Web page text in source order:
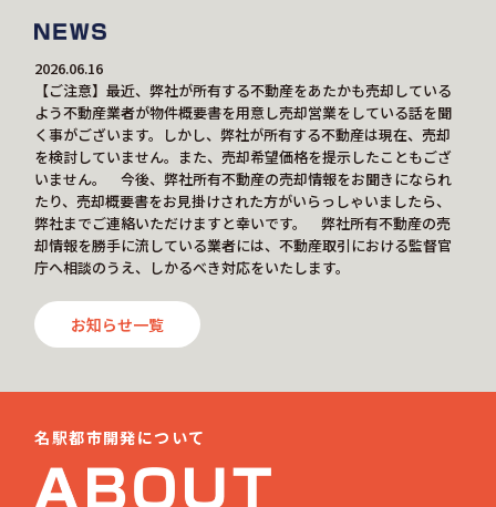
2026.06.16
【ご注意】最近、弊社が所有する不動産をあたかも売却している
よう不動産業者が物件概要書を用意し売却営業をしている話を聞
く事がございます。しかし、弊社が所有する不動産は現在、売却
を検討していません。また、売却希望価格を提示したこともござ
いません。 今後、弊社所有不動産の売却情報をお聞きになられ
たり、売却概要書をお見掛けされた方がいらっしゃいましたら、
弊社までご連絡いただけますと幸いです。 弊社所有不動産の売
却情報を勝手に流している業者には、不動産取引における監督官
庁へ相談のうえ、しかるべき対応をいたします。
お知らせ一覧
名駅都市開発について